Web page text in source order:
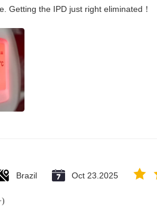
Getting the IPD just right eliminated！
Brazil Oct 23.2025